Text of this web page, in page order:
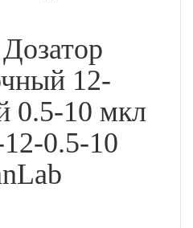
12-
0.5-10 мкл
0.5-10